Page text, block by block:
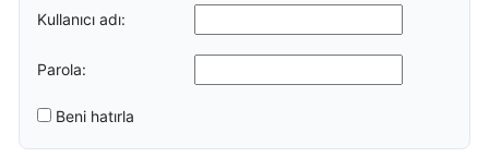
Kullanıcı adı:
Parola:
Beni hatırla